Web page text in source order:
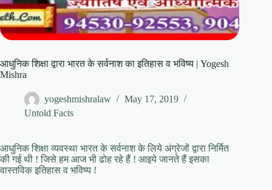
आधुनिक शिक्षा द्वारा भारत के सर्वनाश का इतिहास व भविष्य | Yogesh
Mishra
yogeshmishralaw
May 17, 2019
Untold Facts
आधुनिक शिक्षा व्यवस्था भारत के सर्वनाश के लिये अंग्रेजों द्वारा निर्मित
की गई थी ! जिसे हम आज भी ढोह रहे हैं ! आइये जानते हैं इसका
वास्तविक इतिहास व भविष्य !